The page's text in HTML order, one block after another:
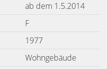
ab dem 1.5.2014
F
1977
Wohngebäude